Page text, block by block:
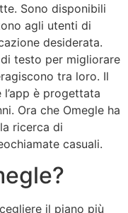
Sono disponibili
agli utenti di
desiderata.
testo per migliorare
tra loro. Il
è progettata
Ora che Omegle ha
ricerca di
casuali.
il piano più